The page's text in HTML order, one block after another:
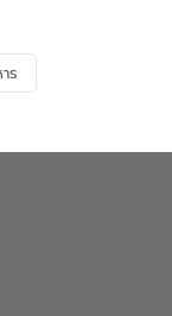
งจิตสำนึกในการ
นหัวข้อ “น้ำเสียชุมชน
บื้องต้น” โดยให้ความรู้
กระทบของน้ำเสีย
งเลน จังหวัดนครปฐม
ร